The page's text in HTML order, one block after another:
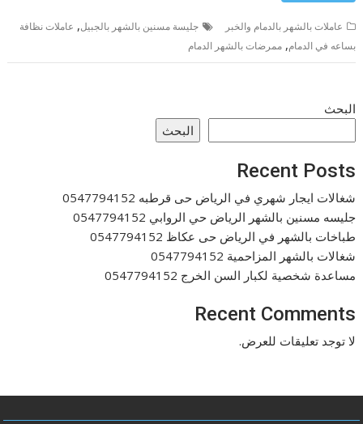
عاملات بالشهر بالدمام والخبر جليسة مسنين بالشهر بالجبيل, عاملات نظافة
بساعه في الدمام,ممرضات بالشهر الدمام
البحث
البحث
Recent Posts
شغالات ايجار شهري في الرياض حى قرطبه 0547794152
جليسه مسنين بالشهر الرياض حي الروابي 0547794152
طباخات بالشهر في الرياض حى عكاظ 0547794152
شغالات بالشهر المزاحمية 0547794152
مساعدة شخصية لكبار السن الخرج 0547794152
Recent Comments
لا توجد تعليقات للعرض.